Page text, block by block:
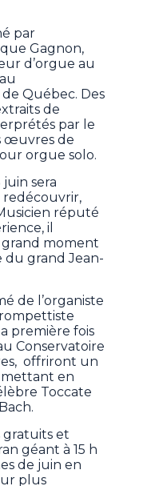
par
Gagnon,
d’orgue au
Québec. Des
de
par le
œuvres de
orgue solo.
sera
redécouvrir,
réputé
il
moment
grand Jean-
de l’organiste
première fois
Conservatoire
offriront un
en
Toccate
gratuits et
géant à 15 h
de juin en
plus